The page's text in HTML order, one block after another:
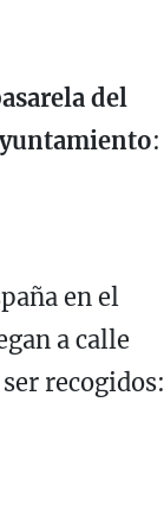
del
:
en el
a calle
recogidos: